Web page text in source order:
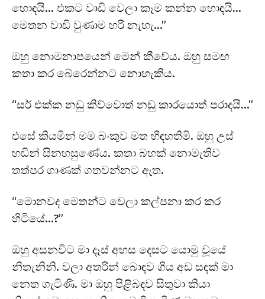
හොඳයි… එකට වාඩි වෙලා කෑම කන්න හොඳයි…
මෙතන වාඩි වුණාම හරි නැහැ…”
ඔහු නොමනාපයෙන් මෙන් කීවේය. ඔහු සමඟ
කතා කර බේරෙන්නට නොහැකිය.
“සර් එක්ක නඩු කිව්වොත් නඩු කාරයොත් පරාදයි…”
එසේ කියමින් මම බංකුව මත හිඳහතිමි. ඔහු උස්
හඬින් සිනහසුණේය. කතා බහක් නොමැතිව
තත්පර ගාණක් ගතවන්නට ඇත.
“මොනවද මෙතන්ට වෙලා කල්පනා කර කර
හිටියේ…?”
ඔහු අසනවිට මා දෑස් අහස දෙසට යොමු වූයේ
නිතැනිනි. වලා අතරින් බොඳව ගිය අඩ සඳක් මා
නෙත ගැටිණි. මා ඔහු පිළිබඳව සිතුවා කියා